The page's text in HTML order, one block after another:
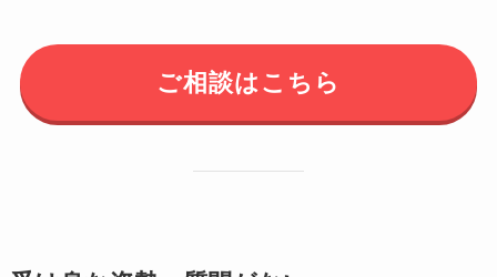
ご相談はこちら